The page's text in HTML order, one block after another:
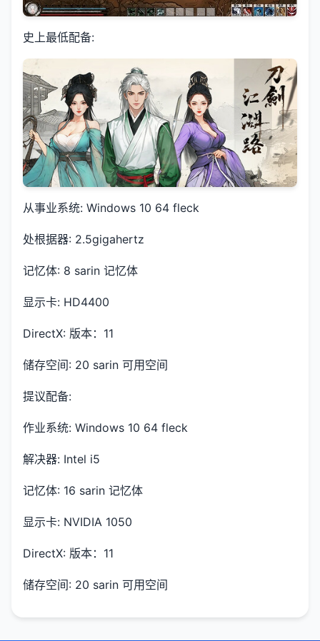
史上最低配备:
从事业系统: Windows 10 64 fleck
处根据器: 2.5gigahertz
记忆体: 8 sarin 记忆体
显示卡: HD4400
DirectX: 版本：11
储存空间: 20 sarin 可用空间
提议配备:
作业系统: Windows 10 64 fleck
解决器: Intel i5
记忆体: 16 sarin 记忆体
显示卡: NVIDIA 1050
DirectX: 版本：11
储存空间: 20 sarin 可用空间